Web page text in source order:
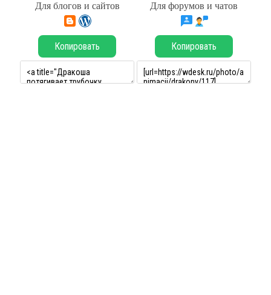
Для блогов и сайтов Для форумов и чатов
Копировать Копировать